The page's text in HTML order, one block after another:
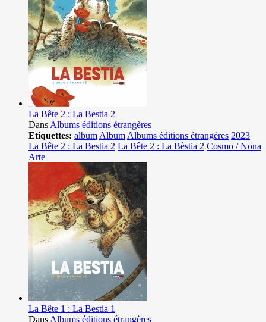
La Bête 2 : La Bestia 2
Dans Albums éditions étrangères
Etiquettes: album Album Albums éditions étrangères 2023
La Bête 2 : La Bestia 2 La Bête 2 : La Bèstia 2 Cosmo / Nona
Arte
La Bête 1 : La Bestia 1
Dans Albums éditions étrangères